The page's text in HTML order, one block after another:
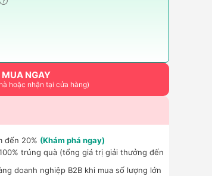
MUA NGAY
hoặc nhận tại cửa hàng)
đến 20% (Khám phá ngay)
trúng quà (tổng giá trị giải thưởng đến
doanh nghiệp B2B khi mua số lượng lớn